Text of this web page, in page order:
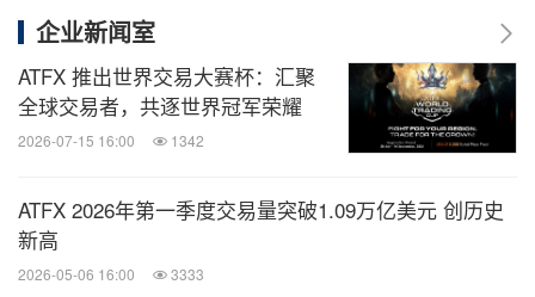
企业新闻室
ATFX 推出世界交易大赛杯：汇聚
全球交易者，共逐世界冠军荣耀
2026-07-15 16:00 1342
ATFX 2026年第一季度交易量突破1.09万亿美元 创历史
新高
2026-05-06 16:00 3333